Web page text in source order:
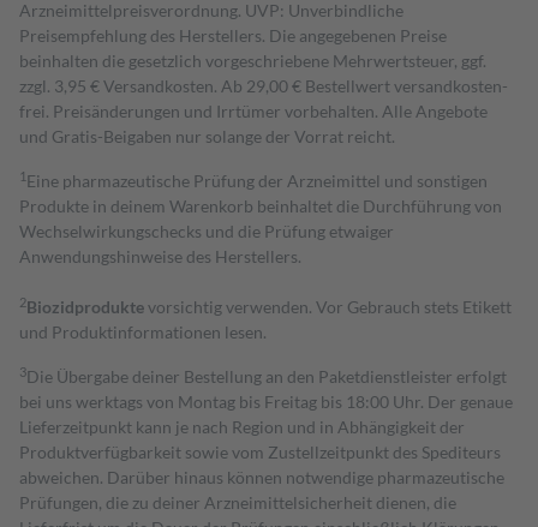
Arzneimittelpreisverordnung. UVP: Unverbindliche
Preisempfehlung des Herstellers. Die angegebenen Preise
beinhalten die gesetzlich vorgeschriebene Mehrwertsteuer, ggf.
zzgl. 3,95 € Versandkosten. Ab 29,00 € Bestell­wert versand­kosten­
frei. Preisänderungen und Irrtümer vorbehalten. Alle Angebote
und Gratis-Beigaben nur solange der Vorrat reicht.
1 Eine pharmazeutische Prüfung der Arzneimittel und sonstigen
Produkte in deinem Warenkorb beinhaltet die Durchführung von
Wechselwirkungschecks und die Prüfung etwaiger
Anwendungshinweise des Herstellers.
2Biozidproduktevorsichtig verwenden. Vor Gebrauch stets Etikett
und Produktinformationen lesen.
3Die Übergabe deiner Bestellung an den Paketdienstleister erfolgt
bei uns werktags von Montag bis Freitag bis 18:00 Uhr. Der genaue
Lieferzeitpunkt kann je nach Region und in Abhängigkeit der
Produktverfügbarkeit sowie vom Zustellzeitpunkt des Spediteurs
abweichen. Darüber hinaus können notwendige pharmazeutische
Prüfungen, die zu deiner Arzneimittelsicherheit dienen, die